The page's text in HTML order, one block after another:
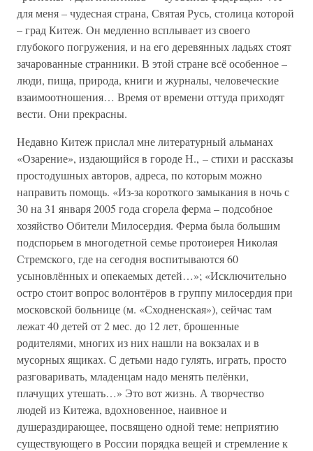
для меня – чудесная страна, Святая Русь, столица которой
– град Китеж. Он медленно всплывает из своего
глубокого погружения, и на его деревянных ладьях стоят
зачарованные странники. В этой стране всё особенное –
люди, пища, природа, книги и журналы, человеческие
взаимоотношения… Время от времени оттуда приходят
вести. Они прекрасны.
Недавно Китеж прислал мне литературный альманах
«Озарение», издающийся в городе Н., – стихи и рассказы
простодушных авторов, адреса, по которым можно
направить помощь. «Из-за короткого замыкания в ночь с
30 на 31 января 2005 года сгорела ферма – подсобное
хозяйство Обители Милосердия. Ферма была большим
подспорьем в многодетной семье протоиерея Николая
Стремского, где на сегодня воспитываются 60
усыновлённых и опекаемых детей…»; «Исключительно
остро стоит вопрос волонтёров в группу милосердия при
московской больнице (м. «Сходненская»), сейчас там
лежат 40 детей от 2 мес. до 12 лет, брошенные
родителями, многих из них нашли на вокзалах и в
мусорных ящиках. С детьми надо гулять, играть, просто
разговаривать, младенцам надо менять пелёнки,
плачущих утешать…» Это вот жизнь. А творчество
людей из Китежа, вдохновенное, наивное и
душераздирающее, посвящено одной теме: неприятию
существующего в России порядка вещей и стремление к